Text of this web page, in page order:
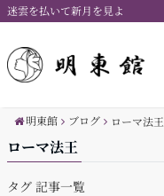
迷雲を払いて新月を見よ
明東館 ブログ ローマ法王
ローマ法王
タグ 記事一覧